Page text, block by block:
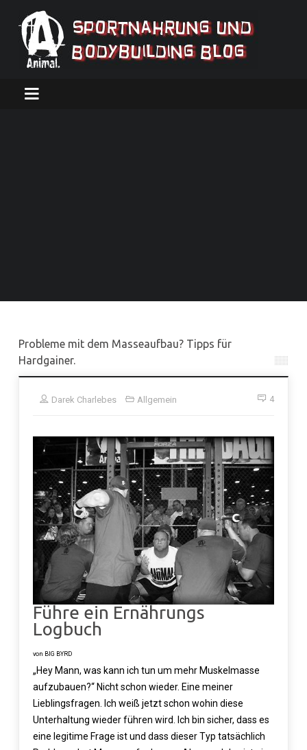
Probleme mit dem Masseaufbau? Tipps für
Hardgainer.
Darek Charlebes Allgemein 4
Führe ein Ernährungs
Logbuch
von BIG BYRD
„Hey Mann, was kann ich tun um mehr Muskelmasse
aufzubauen?“ Nicht schon wieder. Eine meiner
Lieblingsfragen. Ich weiß jetzt schon wohin diese
Unterhaltung wieder führen wird. Ich bin sicher, dass es
eine legitime Frage ist und dass dieser Typ tatsächlich